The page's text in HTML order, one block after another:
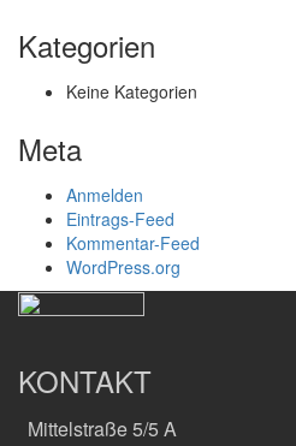
Kategorien
Keine Kategorien
Meta
Anmelden
Eintrags-Feed
Kommentar-Feed
WordPress.org
KONTAKT
Mittelstraße 5/5 A